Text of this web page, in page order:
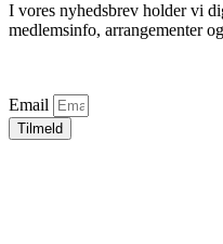
I vores nyhedsbrev holder vi
medlemsinfo, arrangementer
Email
Tilmeld